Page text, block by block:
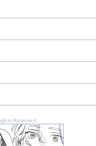
Reserved.